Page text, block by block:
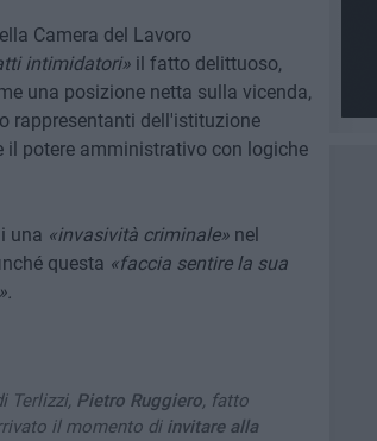
Camera del Lavoro
intimidatori»il fatto delittuoso,
una posizione netta sulla vicenda,
rappresentanti dell'istituzione
il potere amministrativo con logiche
una «invasività criminale»nel
questa «faccia sentire la sua
Terlizzi, Pietro Ruggiero, fatto
il momento di invitare alla